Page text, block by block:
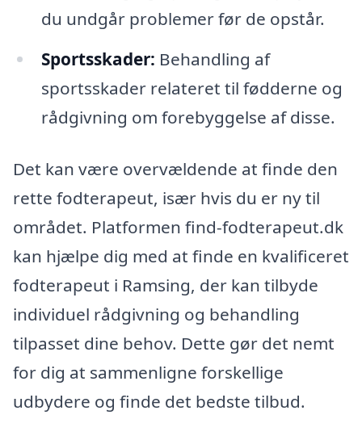
du undgår problemer før de opstår.
Sportsskader: Behandling af
sportsskader relateret til fødderne og
rådgivning om forebyggelse af disse.
Det kan være overvældende at finde den
rette fodterapeut, især hvis du er ny til
området. Platformen find-fodterapeut.dk
kan hjælpe dig med at finde en kvalificeret
fodterapeut i Ramsing, der kan tilbyde
individuel rådgivning og behandling
tilpasset dine behov. Dette gør det nemt
for dig at sammenligne forskellige
udbydere og finde det bedste tilbud.